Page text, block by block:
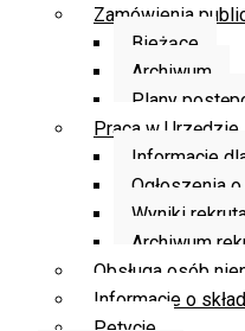
Zamówienia
Bieżące
Archiwum
Plany
Praca w Urzędzie
Informacje
Ogłoszenia
Wyniki
Archiwum
Obsługa osób
Informacje o